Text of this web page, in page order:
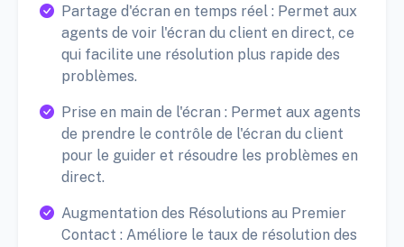
Partage d'écran en temps réel : Permet aux
agents de voir l'écran du client en direct, ce
qui facilite une résolution plus rapide des
problèmes.
Prise en main de l'écran : Permet aux agents
de prendre le contrôle de l'écran du client
pour le guider et résoudre les problèmes en
direct.
Augmentation des Résolutions au Premier
Contact : Améliore le taux de résolution des